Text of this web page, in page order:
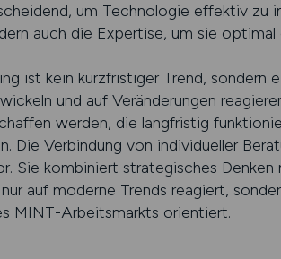
um Technologie effektiv zu
auch die Expertise, um sie optimal
ist kein kurzfristiger Trend, sondern
und auf Veränderungen
werden, die langfristig
Die Verbindung von individueller
Sie kombiniert strategisches
auf moderne Trends reagiert,
MINT-Arbeitsmarkts orientiert.